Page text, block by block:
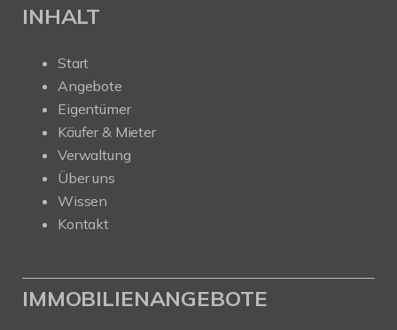
INHALT
Start
Angebote
Eigentümer
Käufer & Mieter
Verwaltung
Über uns
Wissen
Kontakt
IMMOBILIENANGEBOTE